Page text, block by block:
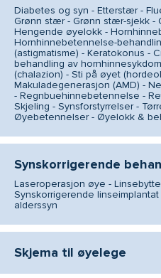
Diabetes og syn - Etterstær -
Grønn stær - Grønn stær-sjekk -
Hengende øyelokk -
Hornhinnebetennelse-
(astigmatisme) - Keratokonus -
behandling av
(chalazion) - Sti på øyet
Makuladegenerasjon (AMD) -
- Regnbuehinnebetennelse -
Skjeling - Synsforstyrrelser -
Øyebetennelser - Øyelokk &
Synskorrigerende
Laseroperasjon øye -
Synskorrigerende linseimplantat
alderssyn
Skjema til øyelege